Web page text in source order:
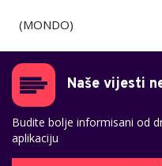
(MONDO)
Naše vijesti
Budite bolje informisani od
aplikaciju